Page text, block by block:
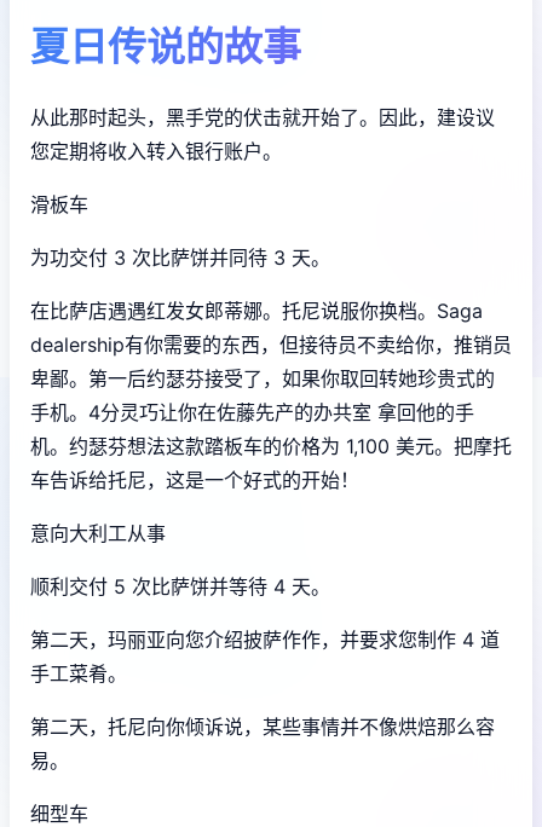
夏日传说的故事
从此那时起头，黑手党的伏击就开始了。因此，建设议
您定期将收入转入银行账户。
滑板车
为功交付 3 次比萨饼并同待 3 天。
在比萨店遇遇红发女郎蒂娜。托尼说服你换档。Saga
dealership有你需要的东西，但接待员不卖给你，推销员
卑鄙。第一后约瑟芬接受了，如果你取回转她珍贵式的
手机。4分灵巧让你在佐藤先产的办共室 拿回他的手
机。约瑟芬想法这款踏板车的价格为 1,100 美元。把摩托
车告诉给托尼，这是一个好式的开始！
意向大利工从事
顺利交付 5 次比萨饼并等待 4 天。
第二天，玛丽亚向您介绍披萨作作，并要求您制作 4 道
手工菜肴。
第二天，托尼向你倾诉说，某些事情并不像烘焙那么容
易。
细型车